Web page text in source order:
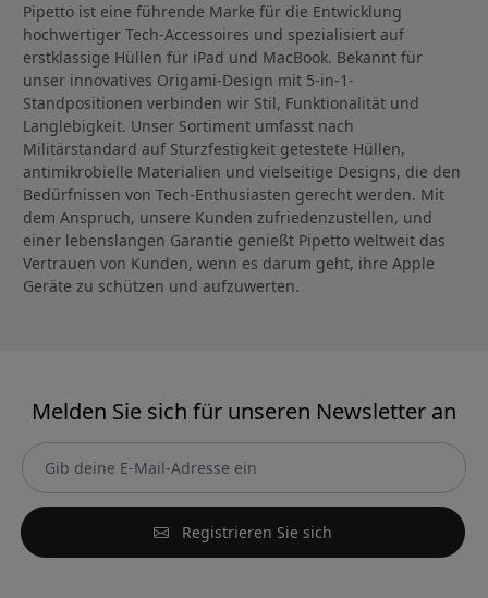
Pipetto ist eine führende Marke für die Entwicklung
hochwertiger Tech-Accessoires und spezialisiert auf
erstklassige Hüllen für iPad und MacBook. Bekannt für
unser innovatives Origami-Design mit 5-in-1-
Standpositionen verbinden wir Stil, Funktionalität und
Langlebigkeit. Unser Sortiment umfasst nach
Militärstandard auf Sturzfestigkeit getestete Hüllen,
antimikrobielle Materialien und vielseitige Designs, die den
Bedürfnissen von Tech-Enthusiasten gerecht werden. Mit
dem Anspruch, unsere Kunden zufriedenzustellen, und
einer lebenslangen Garantie genießt Pipetto weltweit das
Vertrauen von Kunden, wenn es darum geht, ihre Apple
Geräte zu schützen und aufzuwerten.
Melden Sie sich für unseren Newsletter an
Registrieren Sie sich